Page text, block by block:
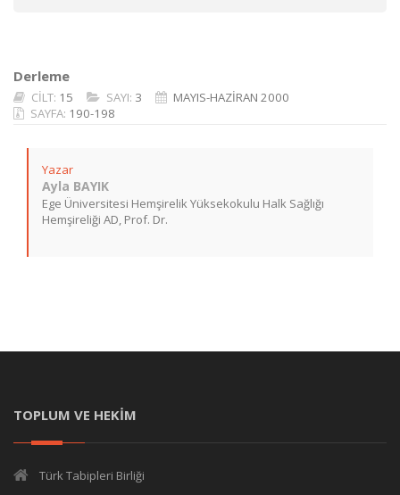
Derleme
CİLT: 15 SAYI: 3
MAYIS-HAZİRAN 2000
SAYFA: 190-198
Yazar
Ayla BAYIK
Ege Üniversitesi Hemşirelik Yüksekokulu Halk Sağlığı
Hemşireliği AD, Prof. Dr.
TOPLUM VE HEKİM
Türk Tabipleri Birliği